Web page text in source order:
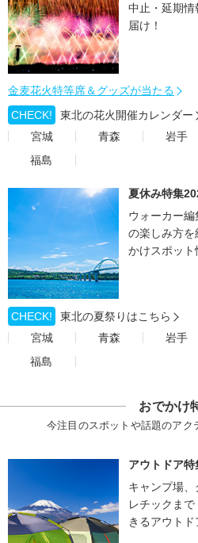
中止・延期情
届け！
金麦花火特等席＆グッズが当たる
CHECK!
東北の花火開催カレンダー
宮城
青森 岩手
福島
夏休み特集
ウォーカー
の楽しみ方
かけスポット
CHECK!
東北の夏祭りはこちら
宮城
青森 岩手
福島
おでかけ
今注目のスポットや話題のアク
アウトドア特
キャンプ場
レチックま
きるアウト